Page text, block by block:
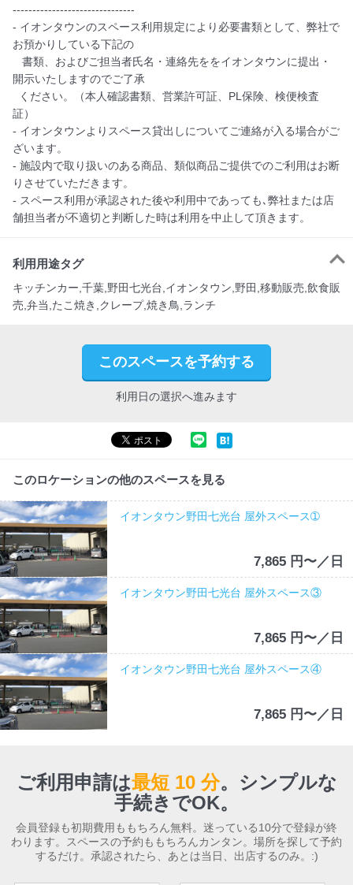
-------------------------------
- イオンタウンのスペース利用規定により必要書類として、弊社で
お預かりしている下記の
開示いたしますのでご了承
証）
- イオンタウンよりスペース貸出しについてご連絡が入る場合がご
ざいます。
- 施設内で取り扱いのある商品、類似商品ご提供でのご利用はお断
りさせていただきます。
- スペース利用が承認された後や利用中であっても､弊社または店
舗担当者が不適切と判断した時は利用を中止して頂きます。
利用用途タグ
キッチンカー,千葉,野田七光台,イオンタウン,野田,移動販売,飲食販
売,弁当,たこ焼き,クレープ,焼き鳥,ランチ
このスペースを予約する
利用日の選択へ進みます
このロケーションの他のスペースを見る
イオンタウン野田七光台 屋外スペース➀
7,865 円〜／日
イオンタウン野田七光台 屋外スペース③
7,865 円〜／日
イオンタウン野田七光台 屋外スペース④
7,865 円〜／日
ご利用申請は最短 10 分。 シンプルな
手続きでOK。
会員登録も初期費用ももちろん無料。迷っている10分で登録が終
わります。スペースの予約ももちろんカンタン。場所を探して予約
するだけ。承認されたら、あとは当日、出店するのみ。:)